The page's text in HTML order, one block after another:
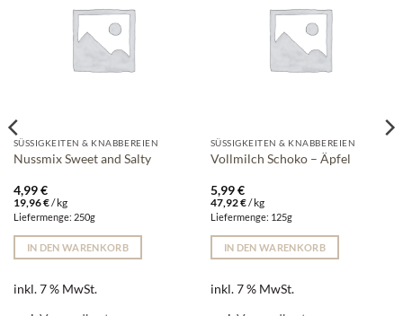
SÜSSIGKEITEN & KNABBEREIEN
Nussmix Sweet and Salty
4,99€
19,96€/kg
Liefermenge: 250g
IN DEN WARENKORB
inkl. 7 % MwSt.
SÜSSIGKEITEN & KNABBEREIEN
Vollmilch Schoko – Äpfel
5,99€
47,92€/kg
Liefermenge: 125g
IN DEN WARENKORB
inkl. 7 % MwSt.